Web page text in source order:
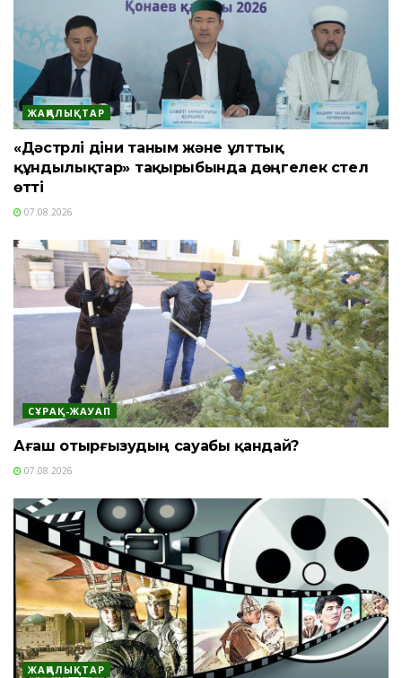
ЖАҢАЛЫҚТАР
«Дәстүрлі діни таным және ұлттық
құндылықтар» тақырыбында дөңгелек үстел
өтті
07.08.2026
СҰРАҚ-ЖАУАП
Ағаш отырғызудың сауабы қандай?
07.08.2026
ЖАҢАЛЫҚТАР